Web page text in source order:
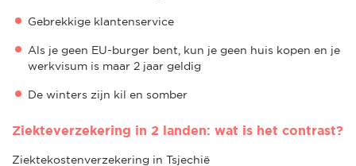
Gebrekkige klantenservice
Als je geen EU-burger bent, kun je geen huis kopen en je
werkvisum is maar 2 jaar geldig
De winters zijn kil en somber
Ziekteverzekering in 2 landen: wat is het contrast?
Ziektekostenverzekering in Tsjechië